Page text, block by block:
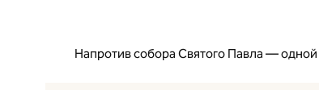
Напротив собора Святого Павла —